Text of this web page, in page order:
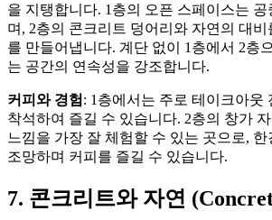
을 지탱합니다. 1층의 오픈 스페이스는 공
며, 2층의 콘크리트 덩어리와 자연의 대
를 만들어냅니다. 계단 없이 1층에서 2층
는 공간의 연속성을 강조합니다.
커피와 경험 : 1층에서는 주로 테이크아웃
착석하여 즐길 수 있습니다. 2층의 창가
느낌을 가장 잘 체험할 수 있는 곳으로, 한
조망하며 커피를 즐길 수 있습니다.
7. 콘크리트와 자연